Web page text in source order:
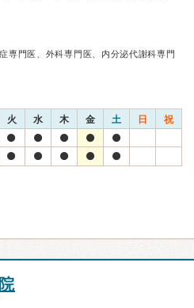
専門医、外科専門医、内分泌代謝科専門
火 水 木 金 土 日 祝